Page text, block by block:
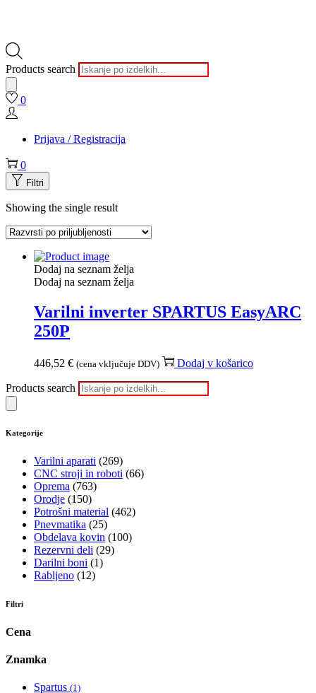
Products search
0
Prijava / Registracija
0
Filtri
Showing the single result
Dodaj na seznam želja
Dodaj na seznam želja
Varilni inverter SPARTUS EasyARC
250P
446,52 € (cena vključuje DDV) Dodaj v košarico
Products search
Kategorije
Varilni aparati (269)
CNC stroji in roboti (66)
Oprema (763)
Orodje (150)
Potrošni material (462)
Pnevmatika (25)
Obdelava kovin (100)
Rezervni deli (29)
Darilni boni (1)
Rabljeno (12)
Filtri
Cena
Znamka
Spartus (1)